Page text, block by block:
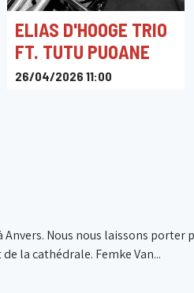
ELIAS D'HOOGE TRIO
FT. TUTU PUOANE
26/04/2026 11:00
Nous nous laissons porter
la cathédrale. Femke Van...